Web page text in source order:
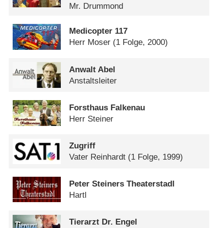
Mr. Drummond
Medicopter 117
Herr Moser (1 Folge, 2000)
Anwalt Abel
Anstaltsleiter
Forsthaus Falkenau
Herr Steiner
Zugriff
Vater Reinhardt (1 Folge, 1999)
Peter Steiners Theaterstadl
Hartl
Tierarzt Dr. Engel